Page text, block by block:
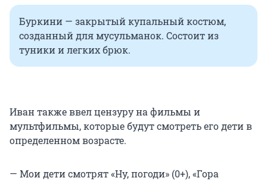
Буркини — закрытый купальный костюм,
созданный для мусульманок. Состоит из
туники и легких брюк.
Иван также ввел цензуру на фильмы и
мультфильмы, которые будут смотреть его дети в
определенном возрасте.
— Мои дети смотрят «Ну, погоди» (0+), «Гора